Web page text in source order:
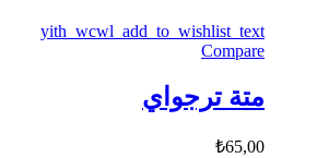
yith_wcwl_add_to_wishlist_text
Compare
متة ترجواي
₺65,00